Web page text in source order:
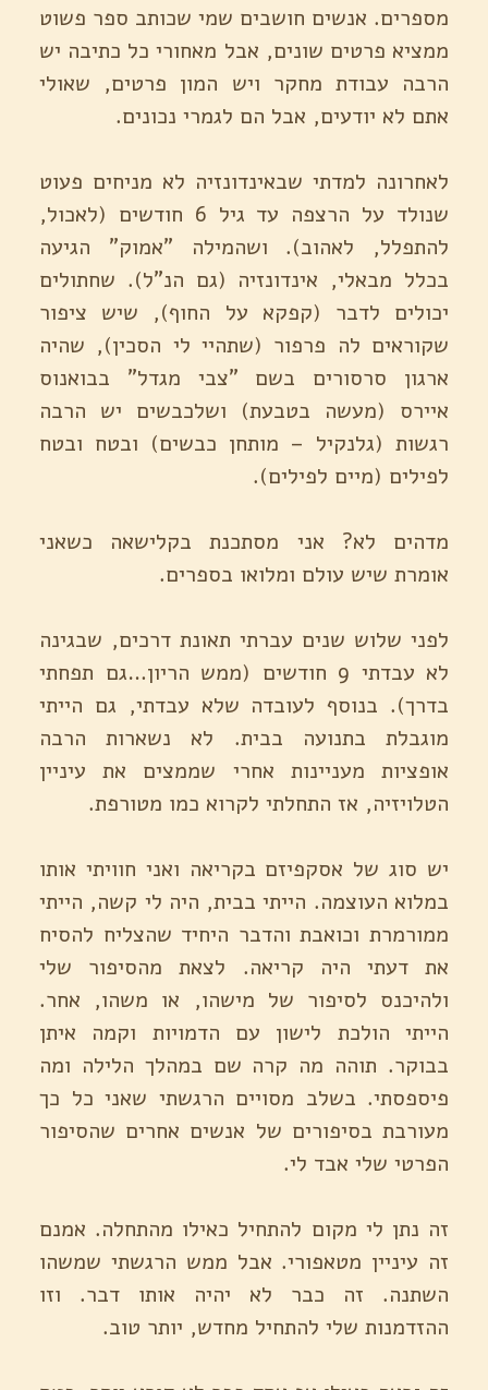
מספרים. אנשים חושבים שמי שכותב ספר פשוט
ממציא פרטים שונים, אבל מאחורי כל כתיבה יש
הרבה עבודת מחקר ויש המון פרטים, שאולי
אתם לא יודעים, אבל הם לגמרי נכונים.
לאחרונה למדתי שבאינדונזיה לא מניחים פעוט
שנולד על הרצפה עד גיל 6 חודשים (לאכול,
להתפלל, לאהוב). ושהמילה "אמוק" הגיעה
בכלל מבאלי, אינדונזיה (גם הנ"ל). שחתולים
יכולים לדבר (קפקא על החוף), שיש ציפור
שקוראים לה פרפור (שתהיי לי הסכין), שהיה
ארגון סרסורים בשם "צבי מגדל" בבואנוס
איירס (מעשה בטבעת) ושלכבשים יש הרבה
רגשות (גלנקיל – מותחן כבשים) ובטח ובטח
לפילים (מיים לפילים).
מדהים לא? אני מסתכנת בקלישאה כשאני
אומרת שיש עולם ומלואו בספרים.
לפני שלוש שנים עברתי תאונת דרכים, שבגינה
לא עבדתי 9 חודשים (ממש הריון…גם תפחתי
בדרך). בנוסף לעובדה שלא עבדתי, גם הייתי
מוגבלת בתנועה בבית. לא נשארות הרבה
אופציות מעניינות אחרי שממצים את עיניין
הטלויזיה, אז התחלתי לקרוא כמו מטורפת.
יש סוג של אסקפיזם בקריאה ואני חוויתי אותו
במלוא העוצמה. הייתי בבית, היה לי קשה, הייתי
ממורמרת וכואבת והדבר היחיד שהצליח להסיח
את דעתי היה קריאה. לצאת מהסיפור שלי
ולהיכנס לסיפור של מישהו, או משהו, אחר.
הייתי הולכת לישון עם הדמויות וקמה איתן
בבוקר. תוהה מה קרה שם במהלך הלילה ומה
פיספסתי. בשלב מסויים הרגשתי שאני כל כך
מעורבת בסיפורים של אנשים אחרים שהסיפור
הפרטי שלי אבד לי.
זה נתן לי מקום להתחיל כאילו מהתחלה. אמנם
זה עיניין מטאפורי. אבל ממש הרגשתי שמשהו
השתנה. זה כבר לא יהיה אותו דבר. וזו
ההזדמנות שלי להתחיל מחדש, יותר טוב.